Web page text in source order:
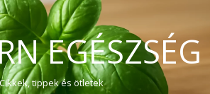
EGÉSZSÉG
Cikkek, tippek és ötletek